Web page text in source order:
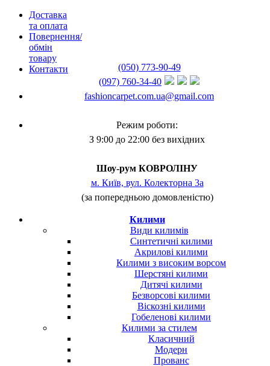
Доставка
та оплата
Повернення/
обмін
товару
Контакти
(050) 773-90-49
(097) 760-34-40
fashioncarpet.com.ua@gmail.com
Режим роботи:
З 9:00 до 22:00 без вихідних
Шоу-рум КОВРОЛІНУ
м. Київ, вул. Колекторна 3а
(за попередньою домовленістю)
Килими
Види килимів
Синтетичні килими
Акрилові килими
Килими з високим ворсом
Шерстяні килими
Дитячі килими
Безворсові килими
Віскозні килими
Гобеленові килими
Килими за стилем
Класичний
Модерн
Прованс